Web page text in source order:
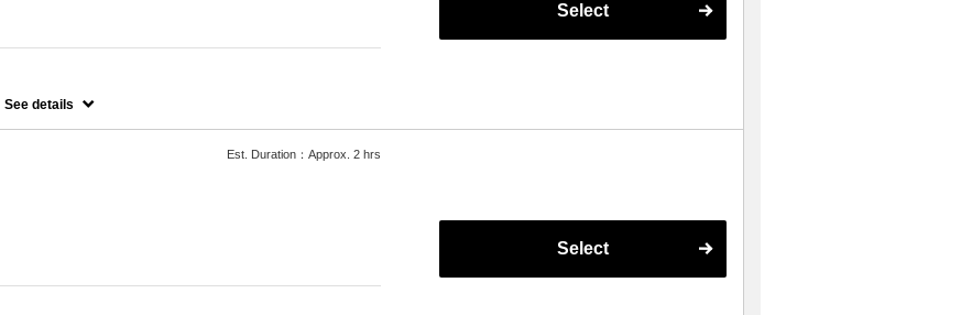
See details
Select
Est. Duration：Approx. 2 hrs
Select